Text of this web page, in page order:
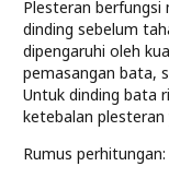
Plesteran
dinding sebelum
dipengaruhi oleh
pemasangan bata,
Untuk dinding bata
ketebalan plesteran
Rumus perhitungan: